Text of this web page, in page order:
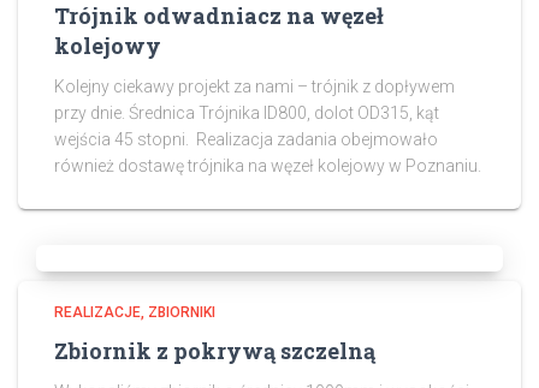
Trójnik odwadniacz na węzeł
kolejowy
Kolejny ciekawy projekt za nami – trójnik z dopływem
przy dnie. Średnica Trójnika ID800, dolot OD315, kąt
wejścia 45 stopni. Realizacja zadania obejmowało
również dostawę trójnika na węzeł kolejowy w Poznaniu.
REALIZACJE ZBIORNIKI
Zbiornik z pokrywą szczelną